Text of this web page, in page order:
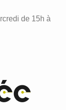
de 15h à